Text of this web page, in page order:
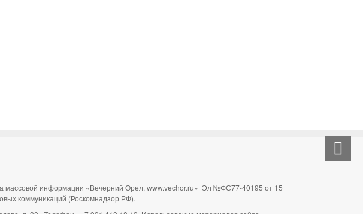
массовой информации «Вечерний Орел, www.vechor.ru» Эл №ФС77-40195 от 15
коммуникаций (Роскомнадзор РФ).